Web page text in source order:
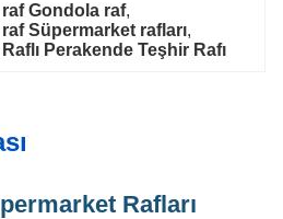
raf Gondola raf,
raf Süpermarket rafları,
Perakende Teşhir Rafı
Rafları